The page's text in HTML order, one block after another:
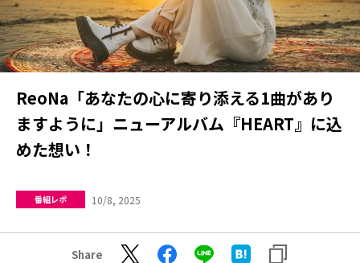
ReoNa「あなたの心に寄り添える1曲があり
ますように」ニューアルバム『HEART』に込
めた想い！
番組レポ 10/8, 2025
Share